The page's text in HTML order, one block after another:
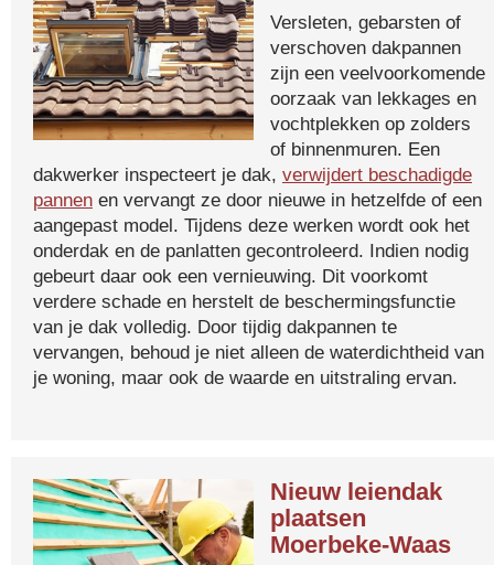
Versleten, gebarsten of
verschoven dakpannen
zijn een veelvoorkomende
oorzaak van lekkages en
vochtplekken op zolders
of binnenmuren. Een
dakwerker inspecteert je dak, verwijdert beschadigde
pannen en vervangt ze door nieuwe in hetzelfde of een
aangepast model. Tijdens deze werken wordt ook het
onderdak en de panlatten gecontroleerd. Indien nodig
gebeurt daar ook een vernieuwing. Dit voorkomt
verdere schade en herstelt de beschermingsfunctie
van je dak volledig. Door tijdig dakpannen te
vervangen, behoud je niet alleen de waterdichtheid van
je woning, maar ook de waarde en uitstraling ervan.
Nieuw leiendak
plaatsen
Moerbeke-Waas